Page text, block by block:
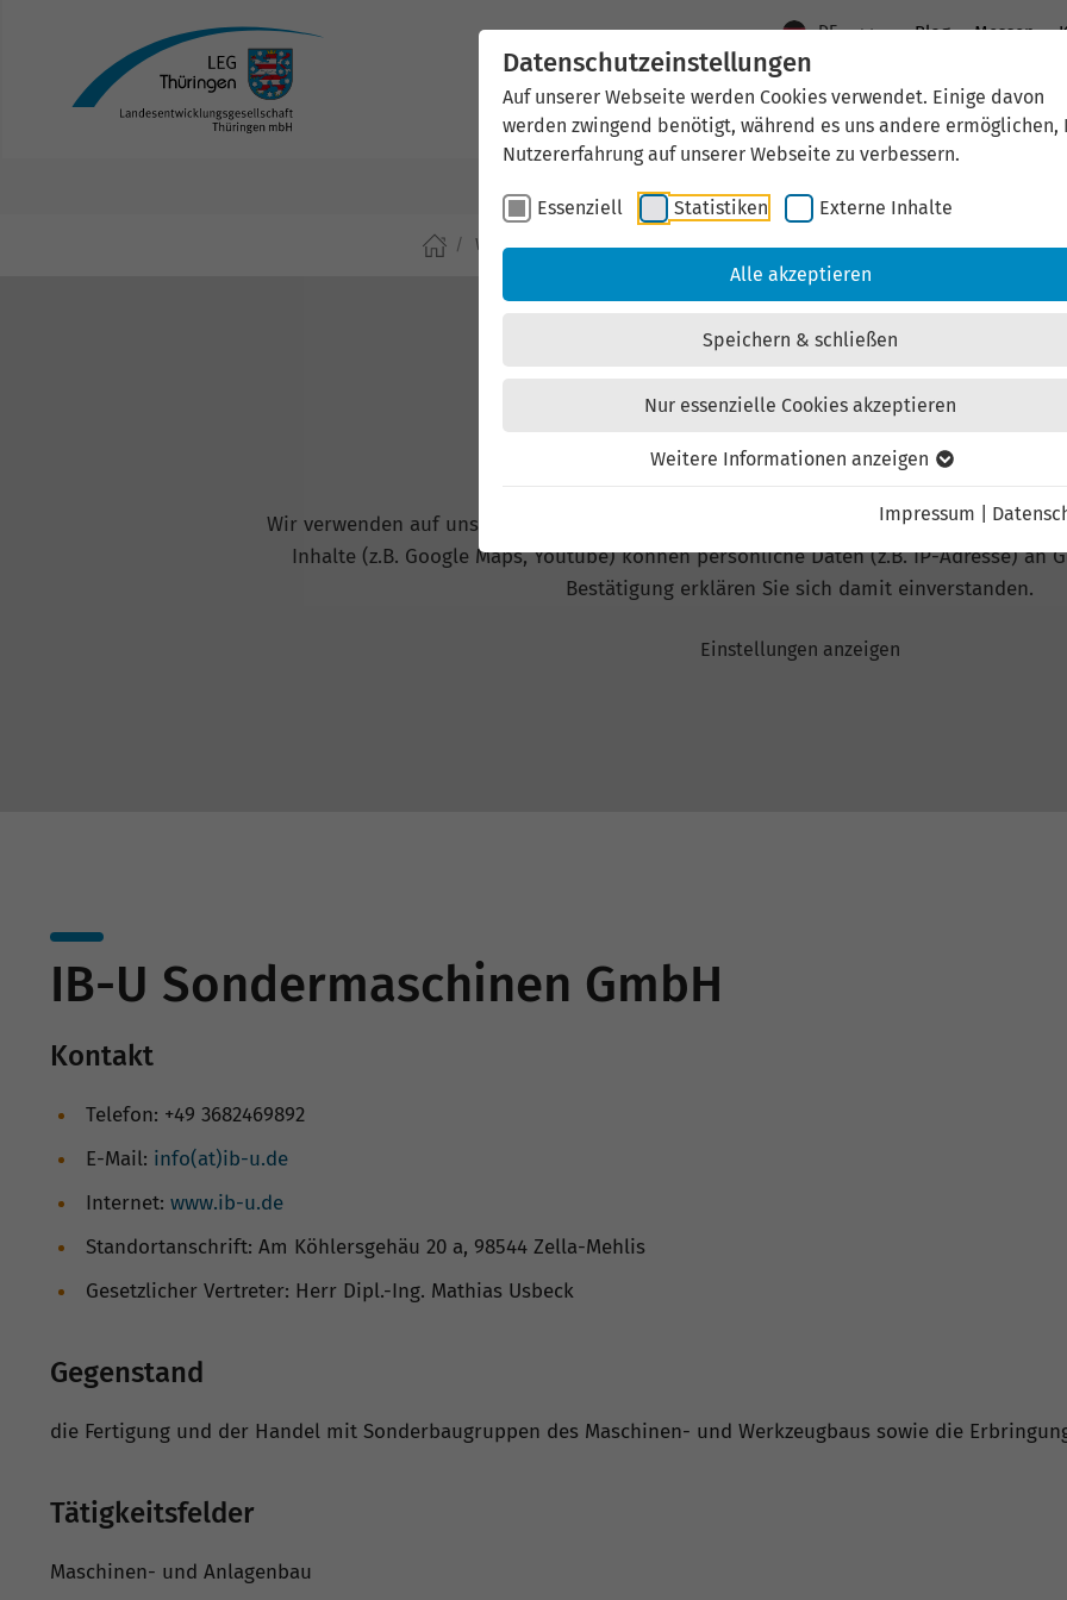
Datenschutzeinstellungen
Auf unserer Webseite werden Cookies verwendet. Einige davon
werden zwingend benötigt, während es uns andere ermöglichen,
Nutzererfahrung auf unserer Webseite zu verbessern.
Essenziell Statistiken Externe Inhalte
Alle akzeptieren
Speichern & schließen
Nur essenzielle Cookies akzeptieren
Weitere Informationen anzeigen
Impressum
DE Blog Messen
Aktuelles Standort Thüringen
Wirtschaftsförderung Investieren & Ansiedeln Unternehmen &
Externen Inhalt laden
Wir verwenden auf unserer Website externe Inhalte, um Ihnen zusätzliche
Inhalte (z.B. Google Maps, Youtube) können persönliche Daten (z.B. IP-Adresse) an
Bestätigung erklären Sie sich damit einverstanden.
Einstellungen anzeigen
IB-U Sondermaschinen GmbH
Kontakt
Telefon: +49 3682469892
E-Mail: info(at)ib-u.de
Internet: www.ib-u.de
Standortanschrift: Am Köhlersgehäu 20 a, 98544 Zella-Mehlis
Gesetzlicher Vertreter: Herr Dipl.-Ing. Mathias Usbeck
Gegenstand
die Fertigung und der Handel mit Sonderbaugruppen des Maschinen- und Werkzeugbaus sowie die
Tätigkeitsfelder
Maschinen- und Anlagenbau